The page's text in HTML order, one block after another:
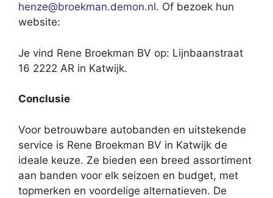
henze@broekman.demon.nl. Of bezoek hun
website:
Je vind Rene Broekman BV op: Lijnbaanstraat
16 2222 AR in Katwijk.
Conclusie
Voor betrouwbare autobanden en uitstekende
service is Rene Broekman BV in Katwijk de
ideale keuze. Ze bieden een breed assortiment
aan banden voor elk seizoen en budget, met
topmerken en voordelige alternatieven. De